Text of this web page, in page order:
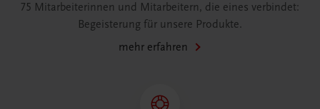
75 Mitarbeiterinnen und Mitarbeitern, die eines verbindet:
Begeisterung für unsere Produkte.
mehr erfahren